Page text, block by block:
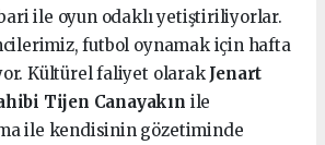
ile oyun odaklı yetiştiriliyorlar.
futbol oynamak için hafta
Kültürel faliyet olarak Jenart
Tijen Canayakın ile
ile kendisinin gözetiminde